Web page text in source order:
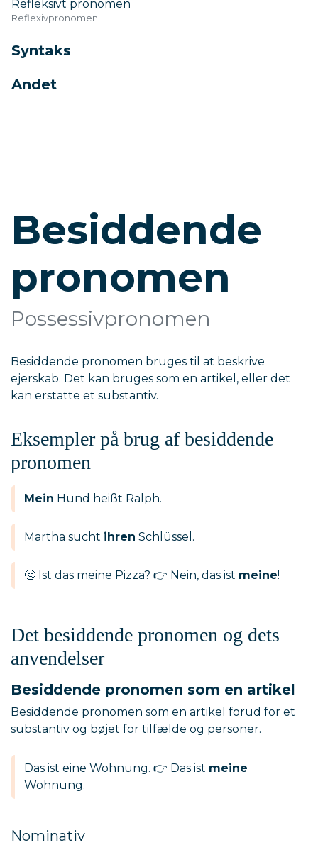
Refleksivt pronomen
Reflexivpronomen
Syntaks
Andet
Besiddende
pronomen
Possessivpronomen
Besiddende pronomen bruges til at beskrive
ejerskab. Det kan bruges som en artikel, eller det
kan erstatte et substantiv.
Eksempler på brug af besiddende
pronomen
Mein Hund heißt Ralph.
Martha sucht ihren Schlüssel.
🤔 Ist das meine Pizza? 👉 Nein, das ist meine!
Det besiddende pronomen og dets
anvendelser
Besiddende pronomen som en artikel
Besiddende pronomen som en artikel forud for et
substantiv og bøjet for tilfælde og personer.
Das ist eine Wohnung. 👉 Das ist meine
Wohnung.
Nominativ